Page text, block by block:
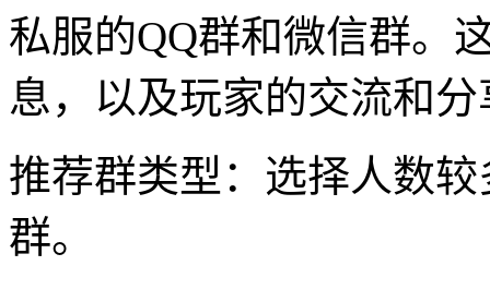
私服的QQ群和微信群。
息，以及玩家的交流和分
推荐群类型：选择人数
群。